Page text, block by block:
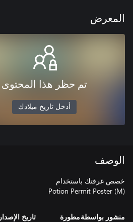
المعرض
تم حظر هذا المحتوى
أدخل تاريخ ميلادك
الوصف
Potion Permit Poster (M)
منشور بواسطة مطورة
تاريخ الإصدار